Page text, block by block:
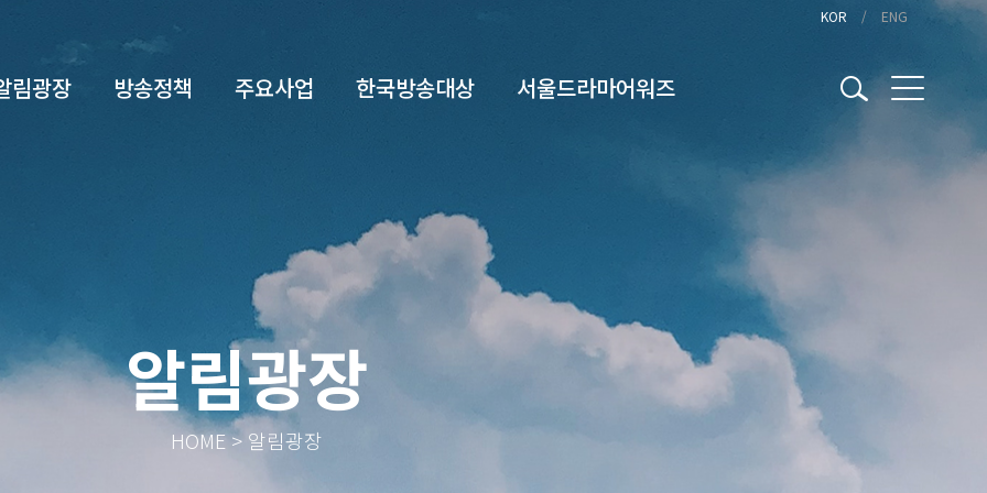
KOR ENG
림광장 방송정책 주요사업 한국방송대상 서울드라마어워즈
알림광장
HOME > 알림광장